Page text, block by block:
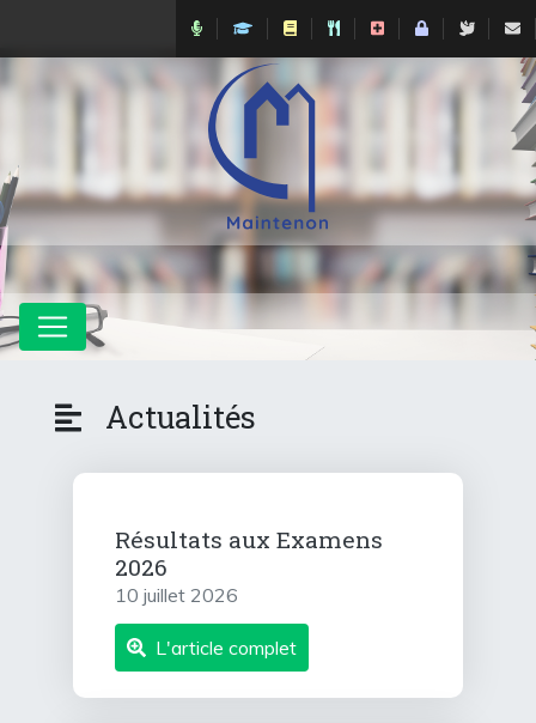
Actualités
Résultats aux Examens
2026
10 juillet 2026
L'article complet